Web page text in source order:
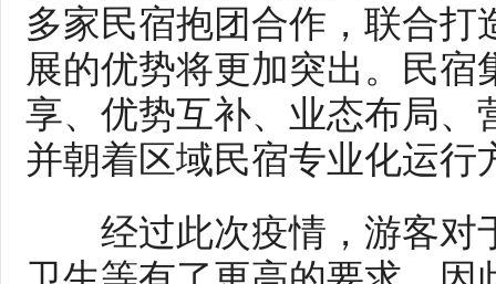
多家民宿抱团合作，联合
展的优势将更加突出。民
享、优势互补、业态布局、
并朝着区域民宿专业化运行
经过此次疫情，游客对